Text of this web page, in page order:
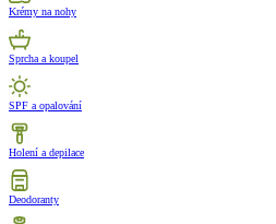
Krémy na nohy
Sprcha a koupel
SPF a opalování
Holení a depilace
Deodoranty